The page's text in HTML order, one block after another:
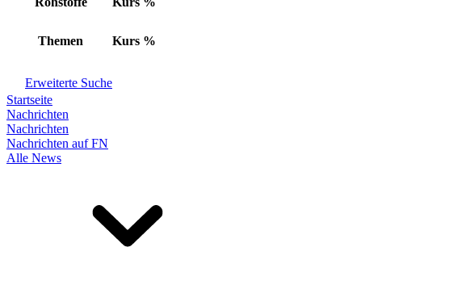
Themen Kurs %
Erweiterte Suche
Startseite
Nachrichten
Nachrichten
Nachrichten auf FN
Alle News